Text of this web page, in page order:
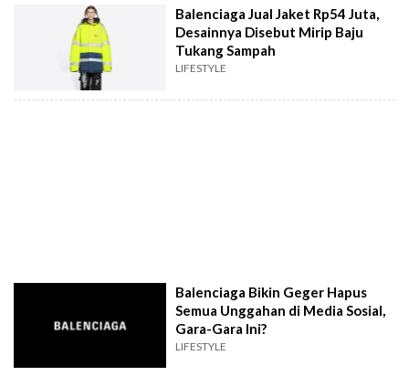
Balenciaga Jual Jaket Rp54 Juta,
Desainnya Disebut Mirip Baju
Tukang Sampah
LIFESTYLE
Balenciaga Bikin Geger Hapus
Semua Unggahan di Media Sosial,
Gara-Gara Ini?
LIFESTYLE